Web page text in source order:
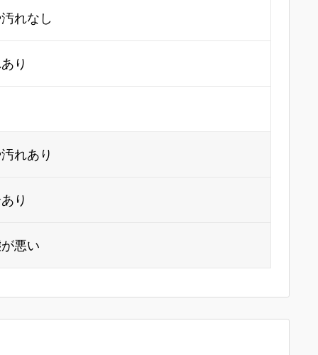
れなし
り
れあり
り
悪い